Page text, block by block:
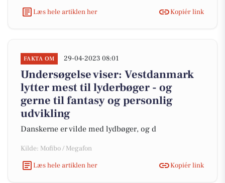
Læs hele artiklen her
Kopiér link
FAKTA OM 29-04-2023 08:01
Undersøgelse viser: Vestdanmark
lytter mest til lyderbøger - og
gerne til fantasy og personlig
udvikling
Danskerne er vilde med lydbøger, og d
Kilde: Mofibo / Megafon
Læs hele artiklen her
Kopiér link